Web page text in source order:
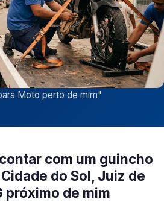
Moto perto de mim"
com um guincho
do Sol, Juiz de
próximo de mim